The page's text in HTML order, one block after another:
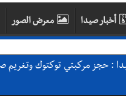
أخبار صيدا معرض الصور
: حجز مركبتي توكتوك وتغريم